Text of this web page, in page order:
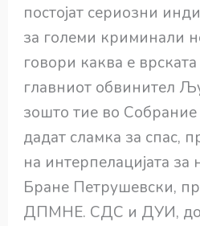
постојат сериозни
за големи криминали
говори каква е
главниот обвинител
зошто тие во
дадат сламка за спас,
на интерпелацијата за
Бране Петрушевски,
ДПМНЕ. СДС и ДУИ,